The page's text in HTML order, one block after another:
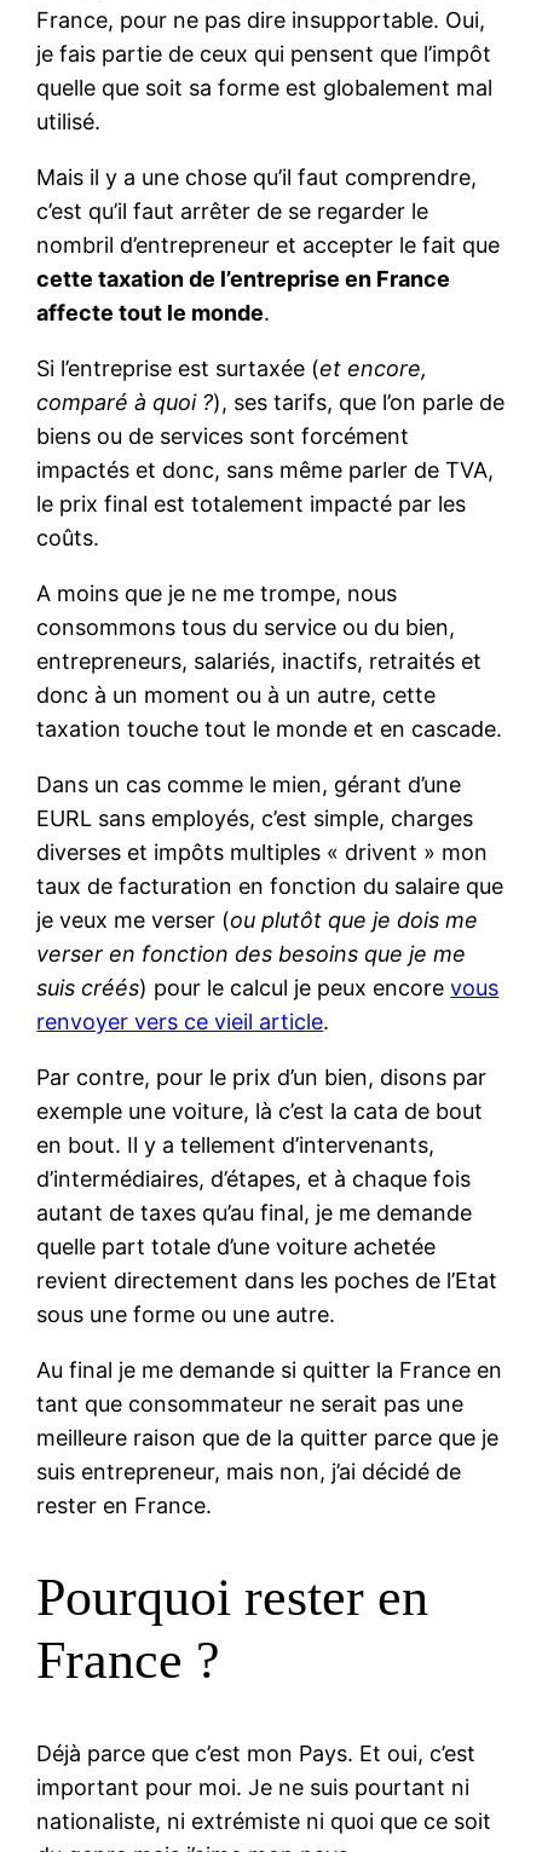
France, pour ne pas dire insupportable. Oui,
je fais partie de ceux qui pensent que l’impôt
quelle que soit sa forme est globalement mal
utilisé.
Mais il y a une chose qu’il faut comprendre,
c’est qu’il faut arrêter de se regarder le
nombril d’entrepreneur et accepter le fait que
cette taxation de l’entreprise en France
affecte tout le monde.
Si l’entreprise est surtaxée (et encore,
comparé à quoi ?), ses tarifs, que l’on parle de
biens ou de services sont forcément
impactés et donc, sans même parler de TVA,
le prix final est totalement impacté par les
coûts.
A moins que je ne me trompe, nous
consommons tous du service ou du bien,
entrepreneurs, salariés, inactifs, retraités et
donc à un moment ou à un autre, cette
taxation touche tout le monde et en cascade.
Dans un cas comme le mien, gérant d’une
EURL sans employés, c’est simple, charges
diverses et impôts multiples « drivent » mon
taux de facturation en fonction du salaire que
je veux me verser (ou plutôt que je dois me
verser en fonction des besoins que je me
suis créés) pour le calcul je peux encorevous
renvoyer vers ce vieil article.
Par contre, pour le prix d’un bien, disons par
exemple une voiture, là c’est la cata de bout
en bout. Il y a tellement d’intervenants,
d’intermédiaires, d’étapes, et à chaque fois
autant de taxes qu’au final, je me demande
quelle part totale d’une voiture achetée
revient directement dans les poches de l’Etat
sous une forme ou une autre.
Au final je me demande si quitter la France en
tant que consommateur ne serait pas une
meilleure raison que de la quitter parce que je
suis entrepreneur, mais non, j’ai décidé de
rester en France.
Pourquoi rester en
France ?
Déjà parce que c’est mon Pays. Et oui, c’est
important pour moi. Je ne suis pourtant ni
nationaliste, ni extrémiste ni quoi que ce soit